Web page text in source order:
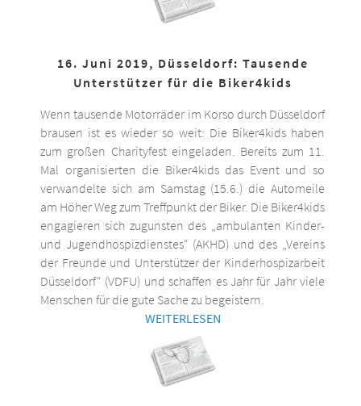
16. Juni 2019, Düsseldorf: Tausende
Unterstützer für die Biker4kids
Wenn tausende Motorräder im Korso durch Düsseldorf
brausen ist es wieder so weit: Die Biker4kids haben
zum großen Charityfest eingeladen. Bereits zum 11.
Mal organisierten die Biker4kids das Event und so
verwandelte sich am Samstag (15.6.) die Automeile
am Höher Weg zum Treffpunkt der Biker. Die Biker4kids
engagieren sich zugunsten des „ambulanten Kinder-
und Jugendhospizdienstes“ (AKHD) und des „Vereins
der Freunde und Unterstützer der Kinderhospizarbeit
Düsseldorf“ (VDFU) und schaffen es Jahr für Jahr viele
Menschen für die gute Sache zu begeistern.
WEITERLESEN